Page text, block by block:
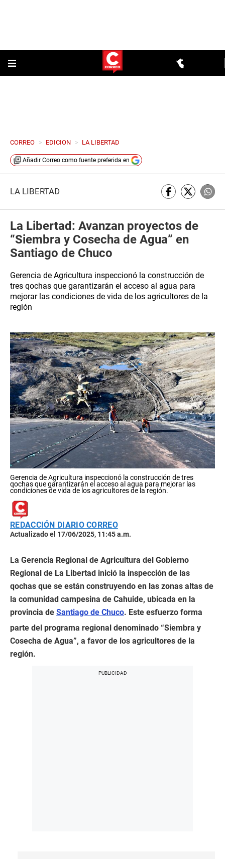
CORREO > EDICION > LA LIBERTAD
Añadir Correo como fuente preferida en
LA LIBERTAD
La Libertad: Avanzan proyectos de
“Siembra y Cosecha de Agua” en
Santiago de Chuco
Gerencia de Agricultura inspeccionó la construcción de
tres qochas que garantizarán el acceso al agua para
mejorar las condiciones de vida de los agricultores de la
región
Gerencia de Agricultura inspeccionó la construcción de tres
qochas que garantizarán el acceso al agua para mejorar las
condiciones de vida de los agricultores de la región.
REDACCIÓN DIARIO CORREO
Actualizado el 17/06/2025, 11:45 a.m.
La Gerencia Regional de Agricultura del Gobierno
Regional de La Libertad inició la inspección de las
qochas que se están construyendo en las zonas altas de
la comunidad campesina de Cahuide, ubicada en la
provincia de Santiago de Chuco. Este esfuerzo forma
parte del programa regional denominado “Siembra y
Cosecha de Agua”, a favor de los agricultores de la
región.